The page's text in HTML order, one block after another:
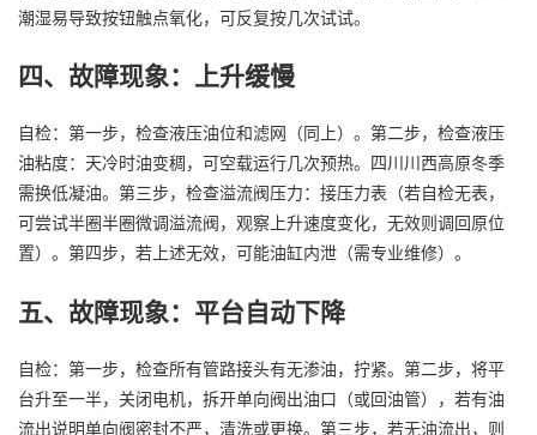
潮湿易导致按钮触点氧化，可反复按几次试试。
四、故障现象：上升缓慢
自检：第一步，检查液压油位和滤网（同上）。第二步，检查液压
油粘度：天冷时油变稠，可空载运行几次预热。四川川西高原冬季
需换低凝油。第三步，检查溢流阀压力：接压力表（若自检无表，
可尝试半圈半圈微调溢流阀，观察上升速度变化，无效则调回原位
置）。第四步，若上述无效，可能油缸内泄（需专业维修）。
五、故障现象：平台自动下降
自检：第一步，检查所有管路接头有无渗油，拧紧。第二步，将平
台升至一半，关闭电机，拆开单向阀出油口（或回油管），若有油
流出说明单向阀密封不严，清洗或更换。第三步，若无油流出，则